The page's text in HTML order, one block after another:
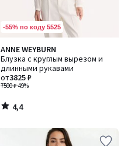
-55% по коду 5525
ANNE WEYBURN
Блузка с круглым вырезом и
длинными рукавами
7500 ₽-49%
от3825 ₽
4,4
/ 5
4,4
/